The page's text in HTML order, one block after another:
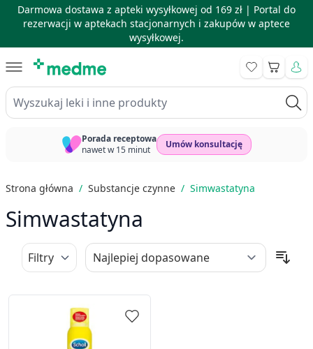
Darmowa dostawa z apteki wysyłkowej od 169 zł | Portal do
rezerwacji w aptekach stacjonarnych i zakupów w aptece
wysyłkowej.
Wyszukaj leki i inne produkty
Koszyk
Porada receptowa
nawet w 15 minut
Umów konsultację
Strona główna / Substancje czynne / Simwastatyna
Simwastatyna
Filtry